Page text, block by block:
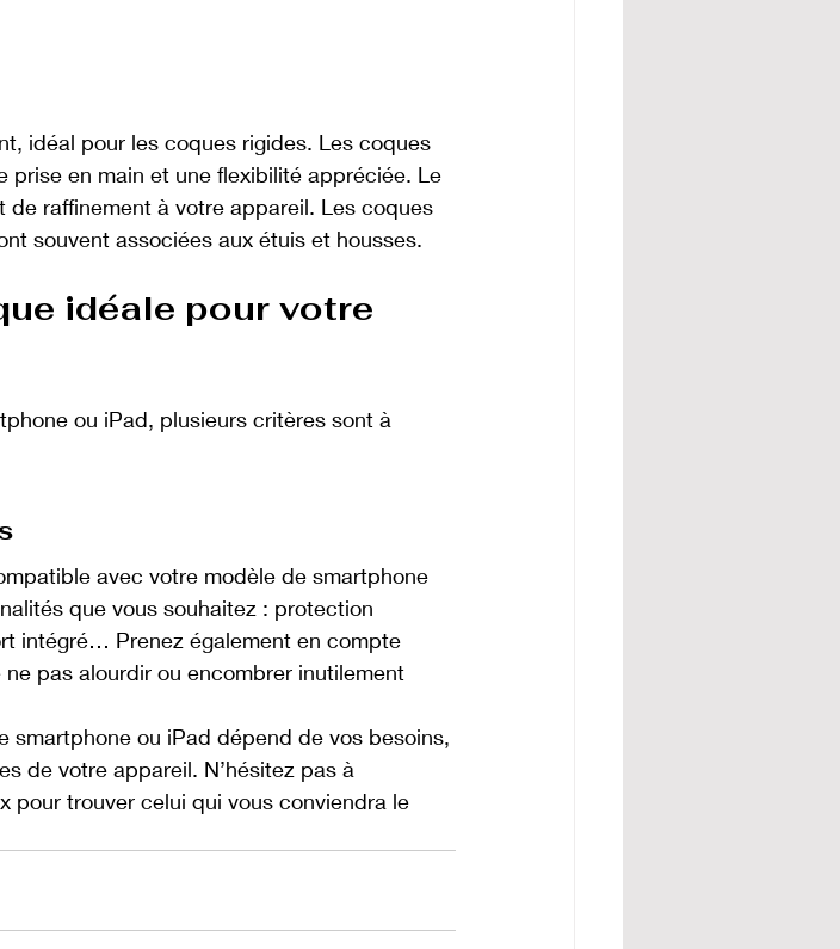
idéal pour les coques rigides. Les coques
prise en main et une flexibilité appréciée. Le
de raffinement à votre appareil. Les coques
souvent associées aux étuis et housses.
idéale pour votre
ou iPad, plusieurs critères sont à
avec votre modèle de smartphone
que vous souhaitez : protection
intégré… Prenez également en compte
pas alourdir ou encombrer inutilement
smartphone ou iPad dépend de vos besoins,
de votre appareil. N’hésitez pas à
pour trouver celui qui vous conviendra le